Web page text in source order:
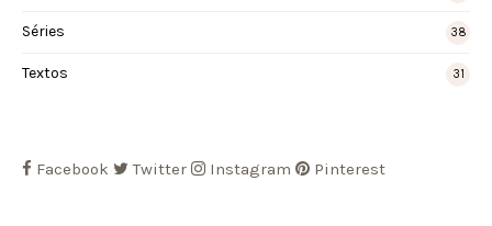
Séries 38
Textos 31
Facebook Twitter Instagram Pinterest